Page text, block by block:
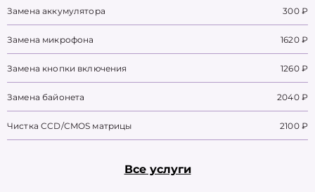
Замена аккумулятора 300 ₽
Замена микрофона 1620 ₽
Замена кнопки включения 1260 ₽
Замена байонета 2040 ₽
Чистка CCD/CMOS матрицы 2100 ₽
Все услуги